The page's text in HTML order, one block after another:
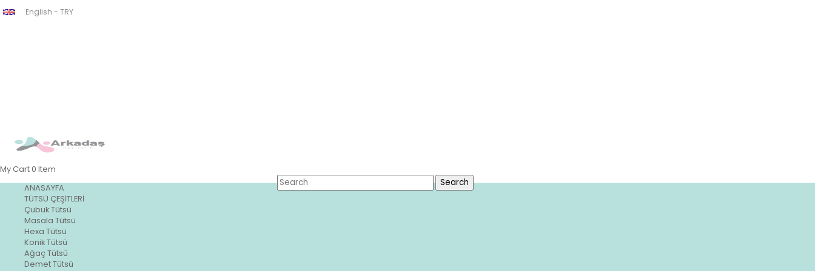
English - TRY
My Cart0 Item
ANASAYFA
TÜTSÜ ÇEŞİTLERİ
Çubuk Tütsü
Masala Tütsü
Hexa Tütsü
Konik Tütsü
Ağaç Tütsü
Demet Tütsü